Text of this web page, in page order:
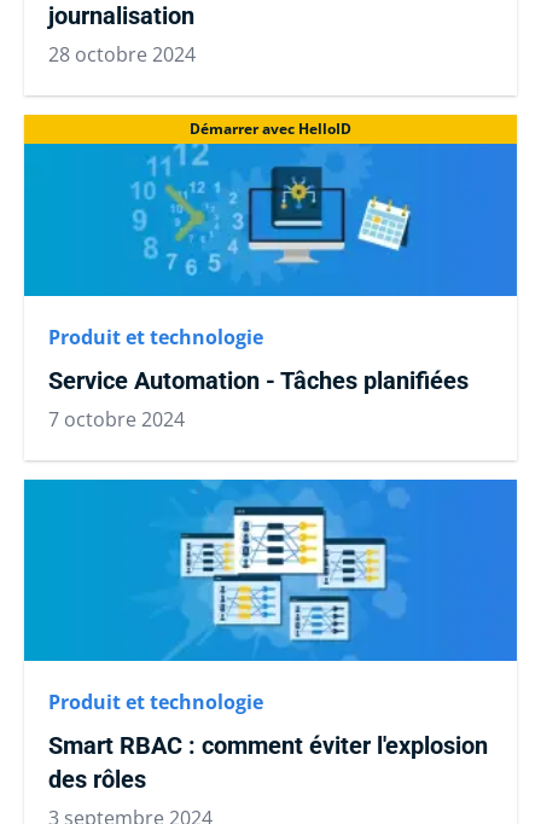
journalisation
28 octobre 2024
Démarrer avec HelloID
Produit et technologie
Service Automation - Tâches planifiées
7 octobre 2024
Produit et technologie
Smart RBAC : comment éviter l'explosion
des rôles
3 septembre 2024